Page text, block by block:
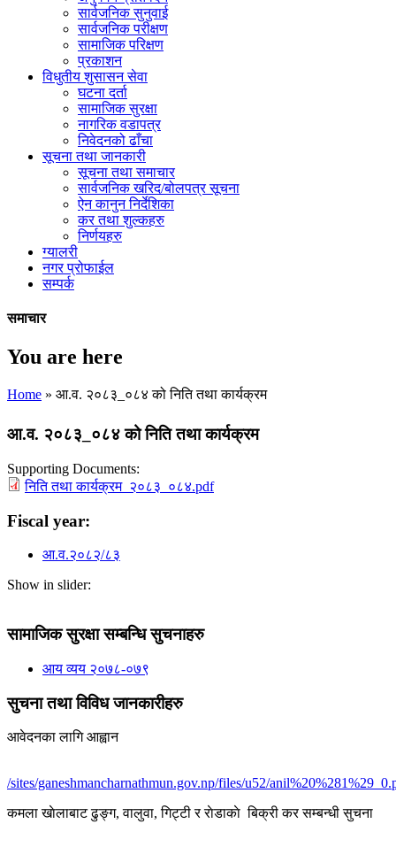
सार्वजनिक सुनुवाई
सार्वजनिक परीक्षण
सामाजिक परिक्षण
प्रकाशन
विधुतीय शुसासन सेवा
घटना दर्ता
सामाजिक सुरक्षा
नागरिक वडापत्र
निवेदनको ढाँचा
सूचना तथा जानकारी
सूचना तथा समाचार
सार्वजनिक खरिद/बोलपत्र सूचना
ऐन कानुन निर्देशिका
कर तथा शुल्कहरु
निर्णयहरु
ग्यालरी
नगर प्रोफाईल
सम्पर्क
समाचार
You are here
Home » आ.व. २०८३_०८४ को निति तथा कार्यक्रम
आ.व. २०८३_०८४ को निति तथा कार्यक्रम
Supporting Documents:
निति तथा कार्यक्रम_२०८३_०८४.pdf
Fiscal year:
आ.व.२०८२/८३
Show in slider:
सामाजिक सुरक्षा सम्बन्धि सुचनाहरु
आय व्यय २०७८-०७९
सुचना तथा विविध जानकारीहरु
आवेदनका लागि आह्वान
/sites/ganeshmancharnathmun.gov.np/files/u52/
कमला खाेलाबाट ढु‌ङ्ग, वालुवा, गिट्टी र राेडाकाे बिक्री कर सम्बन्धी सुचना